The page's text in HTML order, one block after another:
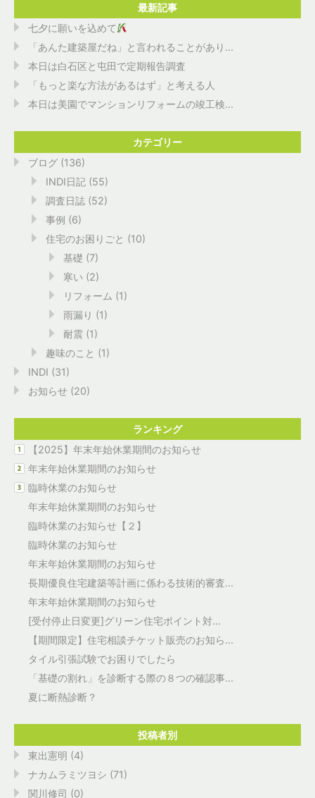
最新記事
七夕に願いを込めて
「あんた建築屋だね」と言われることがあり...
本日は白石区と屯田で定期報告調査
「もっと楽な方法があるはず」と考える人
本日は美園でマンションリフォームの竣工検...
カテゴリー
ブログ (136)
INDI日記 (55)
調査日誌 (52)
事例 (6)
住宅のお困りごと (10)
基礎 (7)
寒い (2)
リフォーム (1)
雨漏り (1)
耐震 (1)
趣味のこと (1)
INDI (31)
お知らせ (20)
ランキング
【2025】年末年始休業期間のお知らせ
年末年始休業期間のお知らせ
臨時休業のお知らせ
年末年始休業期間のお知らせ
臨時休業のお知らせ【２】
臨時休業のお知らせ
年末年始休業期間のお知らせ
長期優良住宅建築等計画に係わる技術的審査...
年末年始休業期間のお知らせ
[受付停止日変更]グリーン住宅ポイント対...
【期間限定】住宅相談チケット販売のお知ら...
タイル引張試験でお困りでしたら
「基礎の割れ」を診断する際の８つの確認事...
夏に断熱診断？
投稿者別
東出憲明 (4)
ナカムラミツヨシ (71)
関川修司 (0)